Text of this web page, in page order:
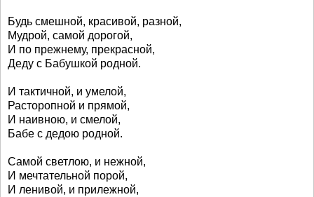
Будь смешной, красивой, разной,
Мудрой, самой дорогой,
И по прежнему, прекрасной,
Деду с Бабушкой родной.
И тактичной, и умелой,
Расторопной и прямой,
И наивною, и смелой,
Бабе с дедою родной.
Самой светлою, и нежной,
И мечтательной порой,
И ленивой, и прилежной,